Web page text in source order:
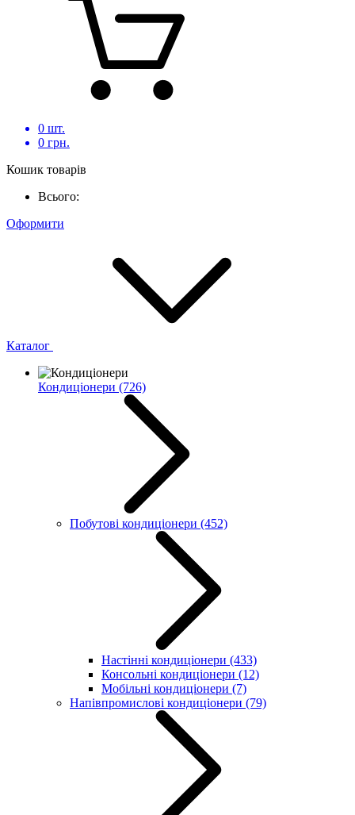
0 шт.
0 грн.
Кошик товарів
Всього:
Оформити
Каталог
Кондиціонери (726)
Побутові кондиціонери (452)
Настінні кондиціонери (433)
Консольні кондиціонери (12)
Мобільні кондиціонери (7)
Напівпромислові кондиціонери (79)